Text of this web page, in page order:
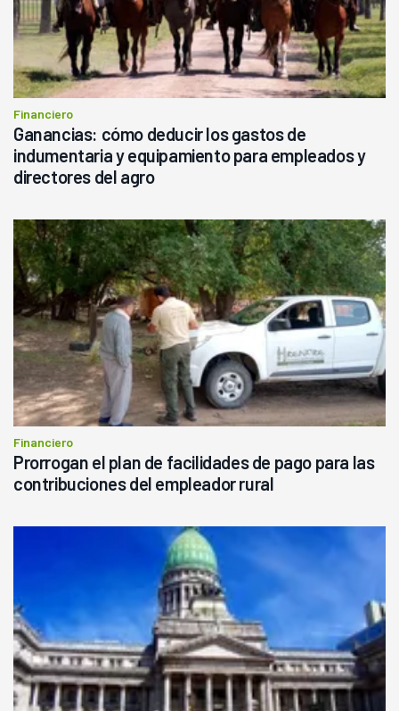
Financiero
Ganancias: cómo deducir los gastos de
indumentaria y equipamiento para empleados y
directores del agro
Financiero
Prorrogan el plan de facilidades de pago para las
contribuciones del empleador rural